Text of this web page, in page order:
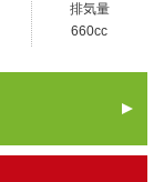
排気量
660cc